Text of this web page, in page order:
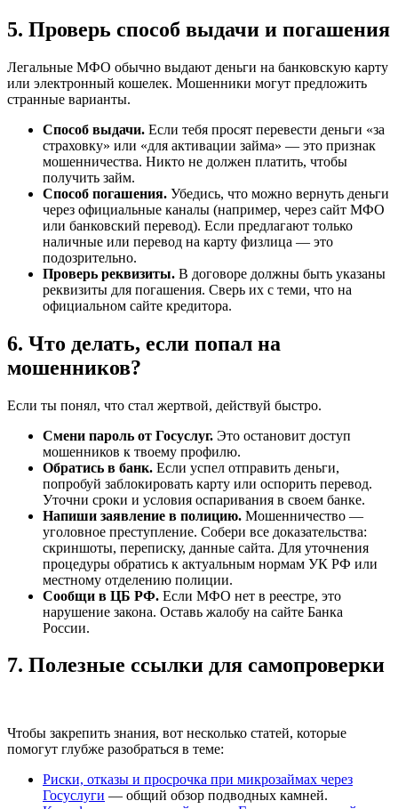
5. Проверь способ выдачи и погашения
Легальные МФО обычно выдают деньги на банковскую карту
или электронный кошелек. Мошенники могут предложить
странные варианты.
Способ выдачи. Если тебя просят перевести деньги «за
страховку» или «для активации займа» — это признак
мошенничества. Никто не должен платить, чтобы
получить займ.
Способ погашения. Убедись, что можно вернуть деньги
через официальные каналы (например, через сайт МФО
или банковский перевод). Если предлагают только
наличные или перевод на карту физлица — это
подозрительно.
Проверь реквизиты. В договоре должны быть указаны
реквизиты для погашения. Сверь их с теми, что на
официальном сайте кредитора.
6. Что делать, если попал на
мошенников?
Если ты понял, что стал жертвой, действуй быстро.
Смени пароль от Госуслуг. Это остановит доступ
мошенников к твоему профилю.
Обратись в банк. Если успел отправить деньги,
попробуй заблокировать карту или оспорить перевод.
Уточни сроки и условия оспаривания в своем банке.
Напиши заявление в полицию. Мошенничество —
уголовное преступление. Собери все доказательства:
скриншоты, переписку, данные сайта. Для уточнения
процедуры обратись к актуальным нормам УК РФ или
местному отделению полиции.
Сообщи в ЦБ РФ. Если МФО нет в реестре, это
нарушение закона. Оставь жалобу на сайте Банка
России.
7. Полезные ссылки для самопроверки
Чтобы закрепить знания, вот несколько статей, которые
помогут глубже разобраться в теме:
Риски, отказы и просрочка при микрозаймах через
Госуслуги — общий обзор подводных камней.